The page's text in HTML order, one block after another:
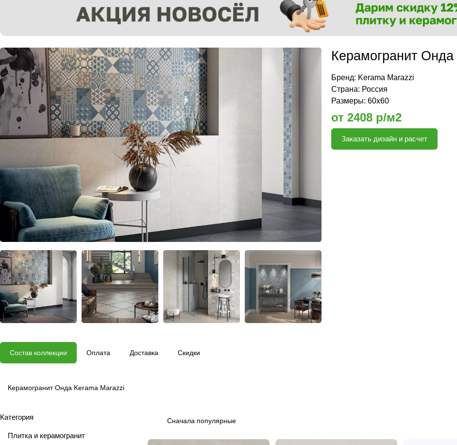
Керамогранит
Бренд: Kerama Marazzi
Страна: Россия
Размеры: 60х60
от 2408 р/м2
Заказать дизайн и расчет
Состав коллекции Оплата Доставка Скидки
Керамогранит Онда Kerama Marazzi
Сначала популярные
Категория
Плитка и керамогранит